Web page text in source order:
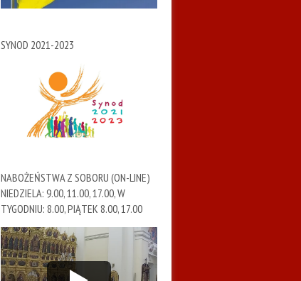
SYNOD 2021-2023
NABOŻEŃSTWA Z SOBORU (ON-LINE)
NIEDZIELA: 9.00, 11.00, 17.00, W
TYGODNIU: 8.00, PIĄTEK 8.00, 17.00